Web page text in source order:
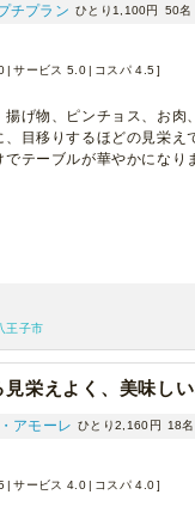
チプラン ひとり1,100円 50名
サービス 5.0 コスパ 4.5
揚げ物、ピンチョス、お肉
、目移りするほどの見栄え
テーブルが華やかになり
王子市
栄えよく、美味しい
アモーレ ひとり2,160円 18名
サービス 4.0 コスパ 4.0